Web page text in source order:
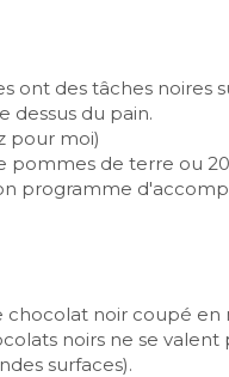
ont des tâches noires
dessus du pain.
pour moi)
pommes de terre ou
programme
chocolat noir coupé en
noirs ne se valent
surfaces).